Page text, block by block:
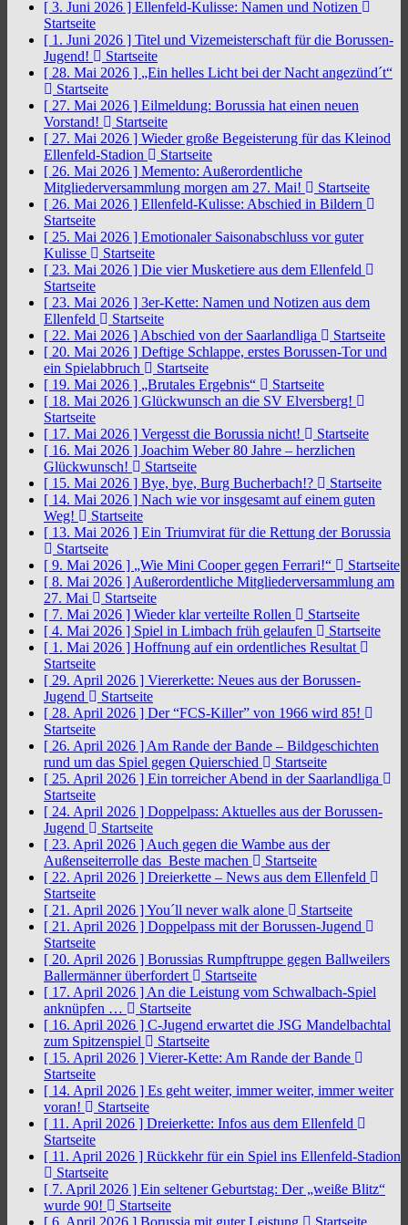
[ 3. Juni 2026 ] Ellenfeld-Kulisse: Namen und Notizen
Startseite
[ 1. Juni 2026 ] Titel und Vizemeisterschaft für die Borussen-
Jugend!
Startseite
[ 28. Mai 2026 ] „Ein helles Licht bei der Nacht angezünd´t“
Startseite
[ 27. Mai 2026 ] Eilmeldung: Borussia hat einen neuen
Vorstand!
Startseite
[ 27. Mai 2026 ] Wieder große Begeisterung für das Kleinod
Ellenfeld-Stadion
Startseite
[ 26. Mai 2026 ] Memento: Außerordentliche
Mitgliederversammlung morgen am 27. Mai!
Startseite
[ 26. Mai 2026 ] Ellenfeld-Kulisse: Abschied in Bildern
Startseite
[ 25. Mai 2026 ] Emotionaler Saisonabschluss vor guter
Kulisse
Startseite
[ 23. Mai 2026 ] Die vier Musketiere aus dem Ellenfeld
Startseite
[ 23. Mai 2026 ] 3er-Kette: Namen und Notizen aus dem
Ellenfeld
Startseite
[ 22. Mai 2026 ] Abschied von der Saarlandliga
Startseite
[ 20. Mai 2026 ] Deftige Schlappe, erstes Borussen-Tor und
ein Spielabbruch
Startseite
[ 19. Mai 2026 ] „Brutales Ergebnis“
Startseite
[ 18. Mai 2026 ] Glückwunsch an die SV Elversberg!
Startseite
[ 17. Mai 2026 ] Vergesst die Borussia nicht!
Startseite
[ 16. Mai 2026 ] Joachim Weber 80 Jahre – herzlichen
Glückwunsch!
Startseite
[ 15. Mai 2026 ] Bye, bye, Burg Bucherbach!?
Startseite
[ 14. Mai 2026 ] Nach wie vor insgesamt auf einem guten
Weg!
Startseite
[ 13. Mai 2026 ] Ein Triumvirat für die Rettung der Borussia
Startseite
[ 9. Mai 2026 ] „Wie Mini Cooper gegen Ferrari!“
Startseite
[ 8. Mai 2026 ] Außerordentliche Mitgliederversammlung am
27. Mai
Startseite
[ 7. Mai 2026 ] Wieder klar verteilte Rollen
Startseite
[ 4. Mai 2026 ] Spiel in Limbach früh gelaufen
Startseite
[ 1. Mai 2026 ] Hoffnung auf ein ordentliches Resultat
Startseite
[ 29. April 2026 ] Viererkette: Neues aus der Borussen-
Jugend
Startseite
[ 28. April 2026 ] Der “FCS-Killer” von 1966 wird 85!
Startseite
[ 26. April 2026 ] Am Rande der Bande – Bildgeschichten
rund um das Spiel gegen Quierschied
Startseite
[ 25. April 2026 ] Ein torreicher Abend in der Saarlandliga
Startseite
[ 24. April 2026 ] Doppelpass: Aktuelles aus der Borussen-
Jugend
Startseite
[ 23. April 2026 ] Auch gegen die Wambe aus der
Außenseiterrolle das Beste machen
Startseite
[ 22. April 2026 ] Dreierkette – News aus dem Ellenfeld
Startseite
[ 21. April 2026 ]You´ll never walk alone
Startseite
[ 21. April 2026 ] Doppelpass mit der Borussen-Jugend
Startseite
[ 20. April 2026 ] Borussias Rumpftruppe gegen Ballweilers
Ballermänner überfordert
Startseite
[ 17. April 2026 ] An die Leistung vom Schwalbach-Spiel
anknüpfen …
Startseite
[ 16. April 2026 ] C-Jugend erwartet die JSG Mandelbachtal
zum Spitzenspiel
Startseite
[ 15. April 2026 ] Vierer-Kette: Am Rande der Bande
Startseite
[ 14. April 2026 ] Es geht weiter, immer weiter, immer weiter
voran!
Startseite
[ 11. April 2026 ] Dreierkette: Infos aus dem Ellenfeld
Startseite
[ 11. April 2026 ] Rückkehr für ein Spiel ins Ellenfeld-Stadion
Startseite
[ 7. April 2026 ] Ein seltener Geburtstag: Der „weiße Blitz“
wurde 90!
Startseite
[ 6. April 2026 ] Borussia mit guter Leistung Startseite